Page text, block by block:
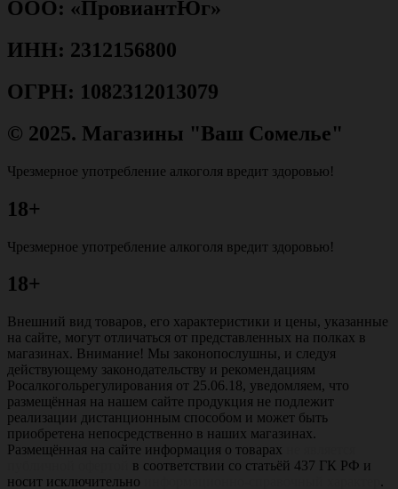
ООО: «ПровиантЮг»
ИНН: 2312156800
ОГРН: 1082312013079
© 2025. Магазины "Ваш Сомелье"
Чрезмерное употребление алкоголя вредит здоровью!
18+
Чрезмерное употребление алкоголя вредит здоровью!
18+
Внешний вид товаров, его характеристики и цены, указанные
на сайте, могут отличаться от представленных на полках в
магазинах. Внимание! Мы законопослушны, и следуя
действующему законодательству и рекомендациям
Росалкогольрегулирования от 25.06.18, уведомляем, что
размещённая на нашем сайте продукция не подлежит
реализации дистанционным способом и может быть
приобретена непосредственно в наших магазинах.
Размещённая на сайте информация о товарах
в соответствии со статьёй 437 ГК РФ и
носит исключительно
.